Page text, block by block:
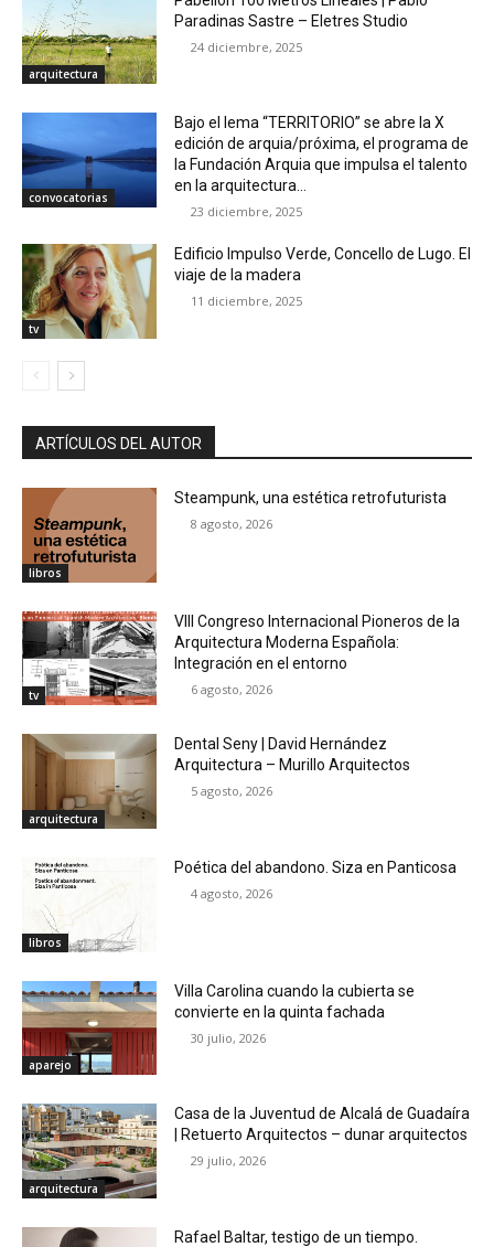
arquitectura
Paradinas Sastre – Eletres Studio
24 diciembre, 2025
convocatorias
Bajo el lema “TERRITORIO” se abre la X
edición de arquia/próxima, el programa de
la Fundación Arquia que impulsa el talento
en la arquitectura...
23 diciembre, 2025
tv
Edificio Impulso Verde, Concello de Lugo. El
viaje de la madera
11 diciembre, 2025
ARTÍCULOS DEL AUTOR
libros
Steampunk, una estética retrofuturista
8 agosto, 2026
tv
VIII Congreso Internacional Pioneros de la
Arquitectura Moderna Española:
Integración en el entorno
6 agosto, 2026
arquitectura
Dental Seny | David Hernández
Arquitectura – Murillo Arquitectos
5 agosto, 2026
libros
Poética del abandono. Siza en Panticosa
4 agosto, 2026
aparejo
Villa Carolina cuando la cubierta se
convierte en la quinta fachada
30 julio, 2026
arquitectura
Casa de la Juventud de Alcalá de Guadaíra
| Retuerto Arquitectos – dunar arquitectos
29 julio, 2026
Rafael Baltar, testigo de un tiempo.